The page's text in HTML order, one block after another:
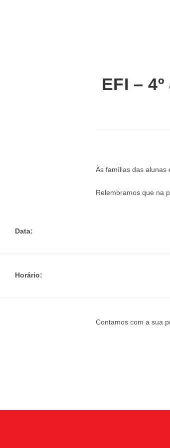
EFI –
Às famílias das alunas
Relembramos que na
Data:
Horário:
Contamos com a sua